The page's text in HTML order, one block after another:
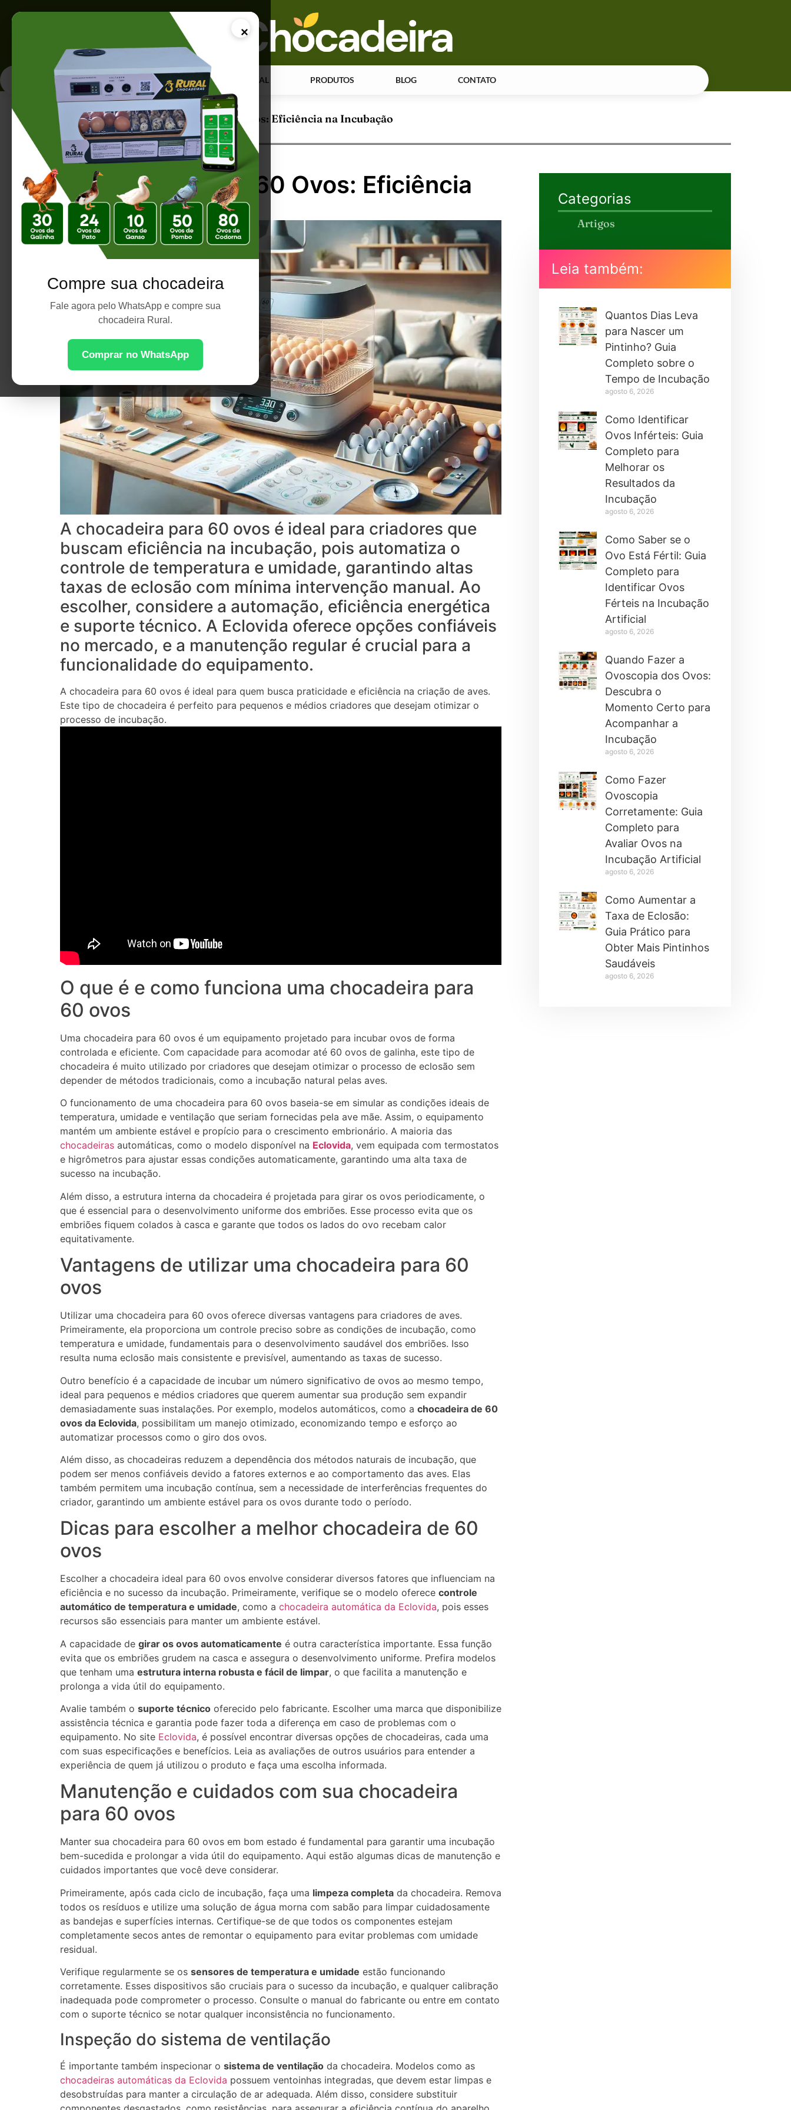
×
Compre sua chocadeira
Fale agora pelo WhatsApp e compre sua
chocadeira Rural.
Comprar no WhatsApp
PÁGINA INICIAL PRODUTOS BLOG CONTATO
Página Inicial |Chocadeira para 60 Ovos: Eficiência na Incubação
Chocadeira para 60 Ovos: Eficiência
na Incubação
A chocadeira para 60 ovos é ideal para criadores que
buscam eficiência na incubação, pois automatiza o
controle de temperatura e umidade, garantindo altas
taxas de eclosão com mínima intervenção manual. Ao
escolher, considere a automação, eficiência energética
e suporte técnico. A Eclovida oferece opções confiáveis
no mercado, e a manutenção regular é crucial para a
funcionalidade do equipamento.
A chocadeira para 60 ovos é ideal para quem busca praticidade e eficiência na criação de aves.
Este tipo de chocadeira é perfeito para pequenos e médios criadores que desejam otimizar o
processo de incubação.
O que é e como funciona uma chocadeira para
60 ovos
Uma chocadeira para 60 ovos é um equipamento projetado para incubar ovos de forma
controlada e eficiente. Com capacidade para acomodar até 60 ovos de galinha, este tipo de
chocadeira é muito utilizado por criadores que desejam otimizar o processo de eclosão sem
depender de métodos tradicionais, como a incubação natural pelas aves.
O funcionamento de uma chocadeira para 60 ovos baseia-se em simular as condições ideais de
temperatura, umidade e ventilação que seriam fornecidas pela ave mãe. Assim, o equipamento
mantém um ambiente estável e propício para o crescimento embrionário. A maioria das
chocadeiras automáticas, como o modelo disponível na Eclovida, vem equipada com termostatos
e higrômetros para ajustar essas condições automaticamente, garantindo uma alta taxa de
sucesso na incubação.
Além disso, a estrutura interna da chocadeira é projetada para girar os ovos periodicamente, o
que é essencial para o desenvolvimento uniforme dos embriões. Esse processo evita que os
embriões fiquem colados à casca e garante que todos os lados do ovo recebam calor
equitativamente.
Vantagens de utilizar uma chocadeira para 60
ovos
Utilizar uma chocadeira para 60 ovos oferece diversas vantagens para criadores de aves.
Primeiramente, ela proporciona um controle preciso sobre as condições de incubação, como
temperatura e umidade, fundamentais para o desenvolvimento saudável dos embriões. Isso
resulta numa eclosão mais consistente e previsível, aumentando as taxas de sucesso.
Outro benefício é a capacidade de incubar um número significativo de ovos ao mesmo tempo,
ideal para pequenos e médios criadores que querem aumentar sua produção sem expandir
demasiadamente suas instalações. Por exemplo, modelos automáticos, como a chocadeira de 60
ovos da Eclovida, possibilitam um manejo otimizado, economizando tempo e esforço ao
automatizar processos como o giro dos ovos.
Além disso, as chocadeiras reduzem a dependência dos métodos naturais de incubação, que
podem ser menos confiáveis devido a fatores externos e ao comportamento das aves. Elas
também permitem uma incubação contínua, sem a necessidade de interferências frequentes do
criador, garantindo um ambiente estável para os ovos durante todo o período.
Dicas para escolher a melhor chocadeira de 60
ovos
Escolher a chocadeira ideal para 60 ovos envolve considerar diversos fatores que influenciam na
eficiência e no sucesso da incubação. Primeiramente, verifique se o modelo oferece controle
automático de temperatura e umidade, como a chocadeira automática da Eclovida, pois esses
recursos são essenciais para manter um ambiente estável.
A capacidade de girar os ovos automaticamente é outra característica importante. Essa função
evita que os embriões grudem na casca e assegura o desenvolvimento uniforme. Prefira modelos
que tenham uma estrutura interna robusta e fácil de limpar, o que facilita a manutenção e
prolonga a vida útil do equipamento.
Avalie também o suporte técnico oferecido pelo fabricante. Escolher uma marca que disponibilize
assistência técnica e garantia pode fazer toda a diferença em caso de problemas com o
equipamento. No site Eclovida, é possível encontrar diversas opções de chocadeiras, cada uma
com suas especificações e benefícios. Leia as avaliações de outros usuários para entender a
experiência de quem já utilizou o produto e faça uma escolha informada.
Manutenção e cuidados com sua chocadeira
para 60 ovos
Manter sua chocadeira para 60 ovos em bom estado é fundamental para garantir uma incubação
bem-sucedida e prolongar a vida útil do equipamento. Aqui estão algumas dicas de manutenção e
cuidados importantes que você deve considerar.
Primeiramente, após cada ciclo de incubação, faça uma limpeza completa da chocadeira. Remova
todos os resíduos e utilize uma solução de água morna com sabão para limpar cuidadosamente
as bandejas e superfícies internas. Certifique-se de que todos os componentes estejam
completamente secos antes de remontar o equipamento para evitar problemas com umidade
residual.
Verifique regularmente se os sensores de temperatura e umidade estão funcionando
corretamente. Esses dispositivos são cruciais para o sucesso da incubação, e qualquer calibração
inadequada pode comprometer o processo. Consulte o manual do fabricante ou entre em contato
com o suporte técnico se notar qualquer inconsistência no funcionamento.
Inspeção do sistema de ventilação
É importante também inspecionar o sistema de ventilação da chocadeira. Modelos como as
chocadeiras automáticas da Eclovida possuem ventoinhas integradas, que devem estar limpas e
desobstruídas para manter a circulação de ar adequada. Além disso, considere substituir
Categorias
Artigos
Leia também:
Quantos Dias Leva
para Nascer um
Pintinho? Guia
Completo sobre o
Tempo de Incubação
agosto 6, 2026
Como Identificar
Ovos Inférteis: Guia
Completo para
Melhorar os
Resultados da
Incubação
agosto 6, 2026
Como Saber se o
Ovo Está Fértil: Guia
Completo para
Identificar Ovos
Férteis na Incubação
Artificial
agosto 6, 2026
Quando Fazer a
Ovoscopia dos Ovos:
Descubra o
Momento Certo para
Acompanhar a
Incubação
agosto 6, 2026
Como Fazer
Ovoscopia
Corretamente: Guia
Completo para
Avaliar Ovos na
Incubação Artificial
agosto 6, 2026
Como Aumentar a
Taxa de Eclosão:
Guia Prático para
Obter Mais Pintinhos
Saudáveis
agosto 6, 2026